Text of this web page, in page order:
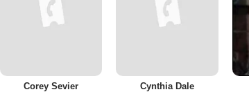
Corey Sevier Cynthia Dale